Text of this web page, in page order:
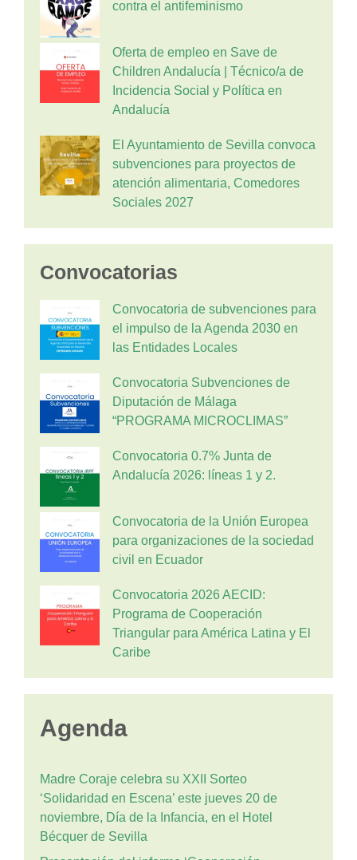
contra el antifeminismo
Oferta de empleo en Save de
Children Andalucía | Técnico/a de
Incidencia Social y Política en
Andalucía
El Ayuntamiento de Sevilla convoca
subvenciones para proyectos de
atención alimentaria, Comedores
Sociales 2027
Convocatorias
Convocatoria de subvenciones para
el impulso de la Agenda 2030 en
las Entidades Locales
Convocatoria Subvenciones de
Diputación de Málaga
“PROGRAMA MICROCLIMAS”
Convocatoria 0.7% Junta de
Andalucía 2026: líneas 1 y 2.
Convocatoria de la Unión Europea
para organizaciones de la sociedad
civil en Ecuador
Convocatoria 2026 AECID:
Programa de Cooperación
Triangular para América Latina y El
Caribe
Agenda
Madre Coraje celebra su XXII Sorteo
‘Solidaridad en Escena’ este jueves 20 de
noviembre, Día de la Infancia, en el Hotel
Bécquer de Sevilla